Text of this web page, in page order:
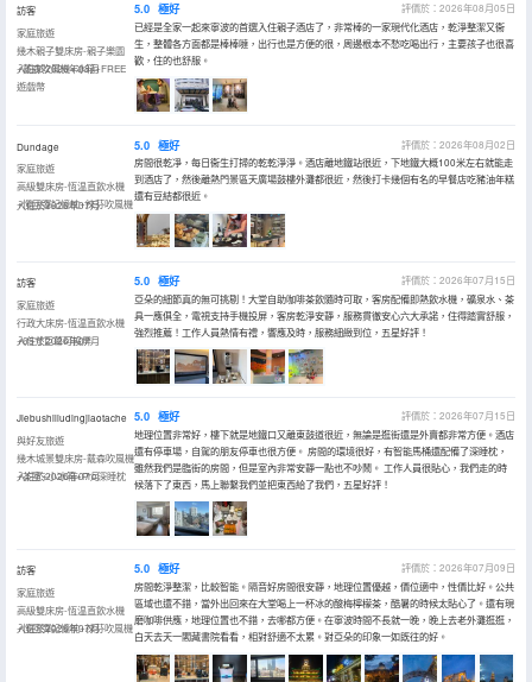
訪客
家庭旅遊
幾木親子雙床房-親子樂園
+戴森吹風機+冰箱+FREE
遊戲幣
入住於2026年08月
5.0 極好
評價於：2026年08月05日
已經是全家一起來寧波的首選入住親子酒店了，非常棒的一家現代化酒店，乾淨整潔又衞
生，整體各方面都是棒棒噠，出行也是方便的很，周邊根本不愁吃喝出行，主要孩子也很喜
歡，住的也舒服。
Dundage
家庭旅遊
高級雙床房-恆温直飲水機
+慢回彈記憶枕+徠芬吹風機
入住於2026年07月
5.0 極好
評價於：2026年08月02日
房間很乾凈，每日衞生打掃的乾乾淨淨。酒店離地鐵站很近，下地鐵大概100米左右就能走
到酒店了，然後離熱門景區天廣場鼓樓外灘都很近，然後打卡幾個有名的早餐店吃豬油年糕
還有豆結都很近。
訪客
家庭旅遊
行政大床房-恆温直飲水機
+65寸巨幕可投屏
入住於2026年07月
5.0 極好
評價於：2026年07月15日
亞朵的細節真的無可挑剔！大堂自助咖啡茶飲隨時可取，客房配備即熱飲水機，礦泉水、茶
具一應俱全，電視支持手機投屏，客房乾淨安靜，服務貫徹安心六大承諾，住得踏實舒服，
強烈推薦！工作人員熱情有禮，響應及時，服務細緻到位，五星好評！
Jiebushiliudingjiaotache
與好友旅遊
幾木城景雙床房-戴森吹風機
+茶室+小冰箱+Pro深睡枕
入住於2026年07月
5.0 極好
評價於：2026年07月15日
地理位置非常好，樓下就是地鐵口又離東鼓道很近，無論是逛街還是外賣都非常方便。酒店
還有停車場，自駕的朋友停車也很方便。 房間的環境很好，有智能馬桶還配備了深睡枕，
雖然我們是臨街的房間，但是室內非常安靜一點也不吵鬧。 工作人員很貼心，我們走的時
候落下了東西，馬上聯繫我們並把東西給了我們，五星好評！
訪客
家庭旅遊
高級雙床房-恆温直飲水機
+慢回彈記憶枕+徠芬吹風機
入住於2026年07月
5.0 極好
評價於：2026年07月09日
房間乾淨整潔，比較智能。隔音好房間很安靜，地理位置優越，價位適中，性價比好。公共
區域也還不錯，當外出回來在大堂喝上一杯冰的酸梅檸檬茶，酷暑的時候太貼心了。還有現
磨咖啡供應，地理位置也不錯，去哪都方便。在寧波時間不長就一晚，晚上去老外灘逛逛，
白天去天一閣藏書院看看，相對舒適不太累。對亞朵的印象一如既往的好。